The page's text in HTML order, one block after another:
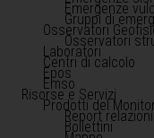
Emergenze
Gruppi di
Osservatori
Osservatori
Laboratori
Centri di calcolo
Epos
Emso
Risorse e Servizi
Prodotti del
Report
Bollettini